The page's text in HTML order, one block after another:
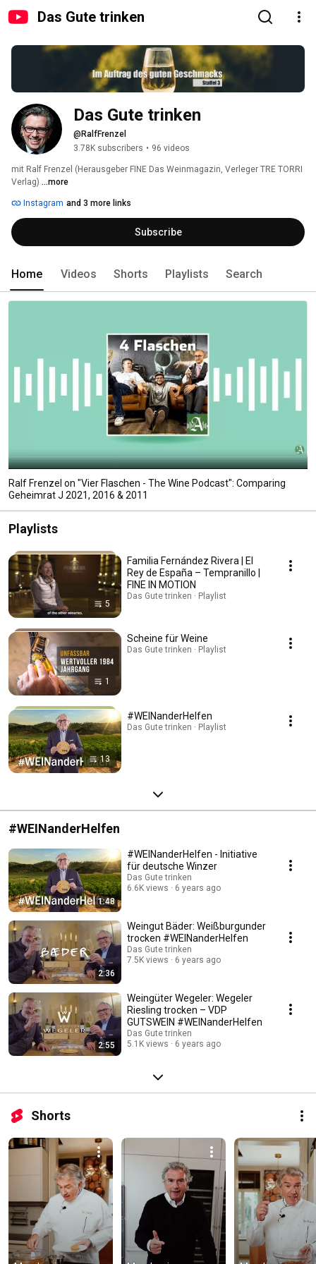
Das Gute trinken
Das Gute trinken
@RalfFrenzel
3.78K subscribers • 96 videos
mit Ralf Frenzel (Herausgeber FINE Das Weinmagazin, Verleger TRE TORRI
Verlag) ...more
Instagram and 3 more links
Subscribe
Home Videos Shorts Playlists Search
Ralf Frenzel on "Vier Flaschen - The Wine Podcast": Comparing
Geheimrat J 2021, 2016 & 2011
Playlists
5
Familia Fernández Rivera | El
Rey de España – Tempranillo |
FINE IN MOTION
Das Gute trinken · Playlist
1
Scheine für Weine
Das Gute trinken · Playlist
13
#WEINanderHelfen
Das Gute trinken · Playlist
#WEINanderHelfen
1:48
#WEINanderHelfen - Initiative
für deutsche Winzer
Das Gute trinken
6.6K views
6 years ago
2:36
Weingut Bäder: Weißburgunder
trocken #WEINanderHelfen
Das Gute trinken
7.5K views
6 years ago
2:55
Weingüter Wegeler: Wegeler
Riesling trocken – VDP
GUTSWEIN #WEINanderHelfen
Das Gute trinken
5.1K views
6 years ago
Shorts